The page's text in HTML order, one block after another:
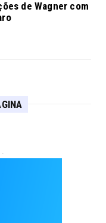
de Wagner com
-